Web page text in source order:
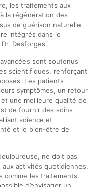
les traitements aux
la régénération des
de guérison naturelle
intégrés dans le
Desforges.
sont soutenus
scientifiques, renforçant
Les patients
symptômes, un retour
une meilleure qualité de
de fournir des soins
science et
et le bien-être de
ne doit pas
activités quotidiennes.
comme les traitements